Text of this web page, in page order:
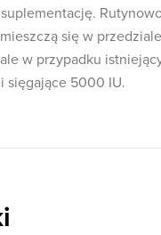
się w
w przypadku
sięgające 5000 IU.